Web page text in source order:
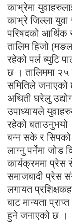
काभ्रेमा
काभ्रे जिल्ला
परिषदको आर्थिक
तालिम हिजो
रहेको पर्ल ब्युटि
छ । तालिममा २५
समितिले जनाएको
अथिती घरेलु
उपाध्यायले
रहेको बताउनुभयो
बन्न सके र सिपको
लाग्नु पर्नेमा जोड
कार्यक्रममा प्रेस
समाजबादी प्रेस
लगायत
बाट मान्यता
हुने जनाएको छ ।